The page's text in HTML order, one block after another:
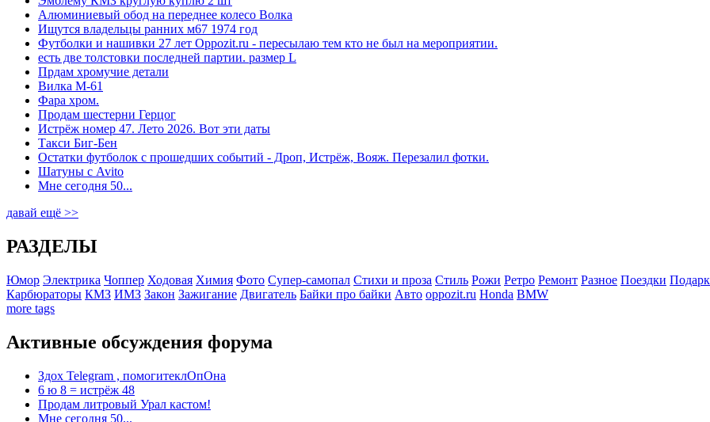
Алюминиевый обод на переднее колесо Волка
Ищутся владельцы ранних м67 1974 год
Футболки и нашивки 27 лет Oppozit.ru - пересылаю тем кто не был на мероприятии.
есть две толстовки последней партии. размер L
Прдам хромучие детали
Вилка М-61
Фара хром.
Продам шестерни Герцог
Истрёж номер 47. Лето 2026. Вот эти даты
Такси Биг-Бен
Остатки футболок с прошедших событий - Дроп, Истрёж, Вояж. Перезалил фотки.
Шатуны с Avito
Мне сегодня 50...
давай ещё >>
РАЗДЕЛЫ
Юмор Электрика Чоппер Ходовая Химия Фото Супер-самопал Стихи и проза Стиль Рожи Ретро Ремонт Разное Поездки
Карбюраторы КМЗ ИМЗ Закон Зажигание Двигатель Байки про байки Авто oppozit.ru Honda BMW
more tags
Активные обсуждения форума
Здох Telegram , помогитеклОпОна
6 ю 8 = истрёж 48
Продам литровый Урал кастом!
Мне сегодня 50...